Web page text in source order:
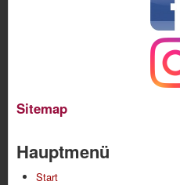
Sitemap
Hauptmenü
Start